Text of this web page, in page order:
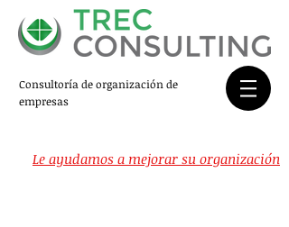
Consultoría de organización de
empresas
Le ayudamos a mejorar su organización